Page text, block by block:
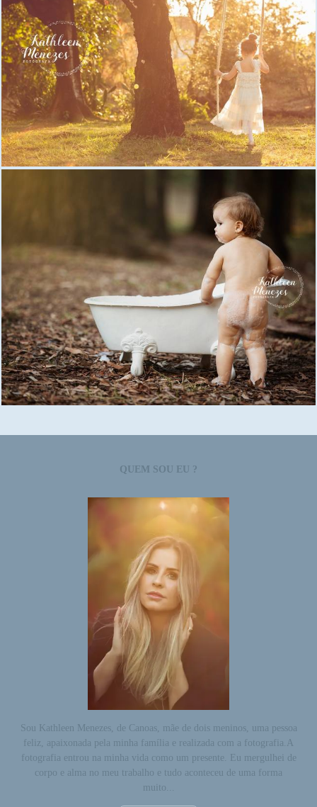
1480 0
2528 1
QUEM SOU EU ?
Sou Kathleen Menezes, de Canoas, mãe de dois meninos, uma pessoa
feliz, apaixonada pela minha família e realizada com a fotografia.A
fotografia entrou na minha vida como um presente. Eu mergulhei de
corpo e alma no meu trabalho e tudo aconteceu de uma forma
muito...